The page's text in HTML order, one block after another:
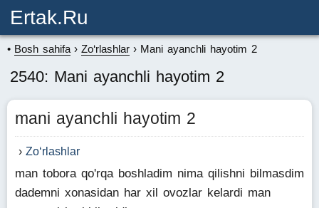
Ertak.ru
Bosh sahifa Zo‘rlashlar Mani ayanchli hayotim 2
2540: Mani ayanchli hayotim 2
mani ayanchli hayotim 2
Zo‘rlashlar
man tobora qo'rqa boshladim nima qilishni bilmasdim
dademni xonasidan har xil ovozlar kelardi man